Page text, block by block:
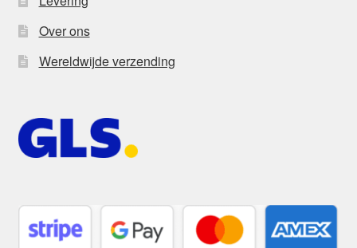
Over ons
Wereldwijde verzending